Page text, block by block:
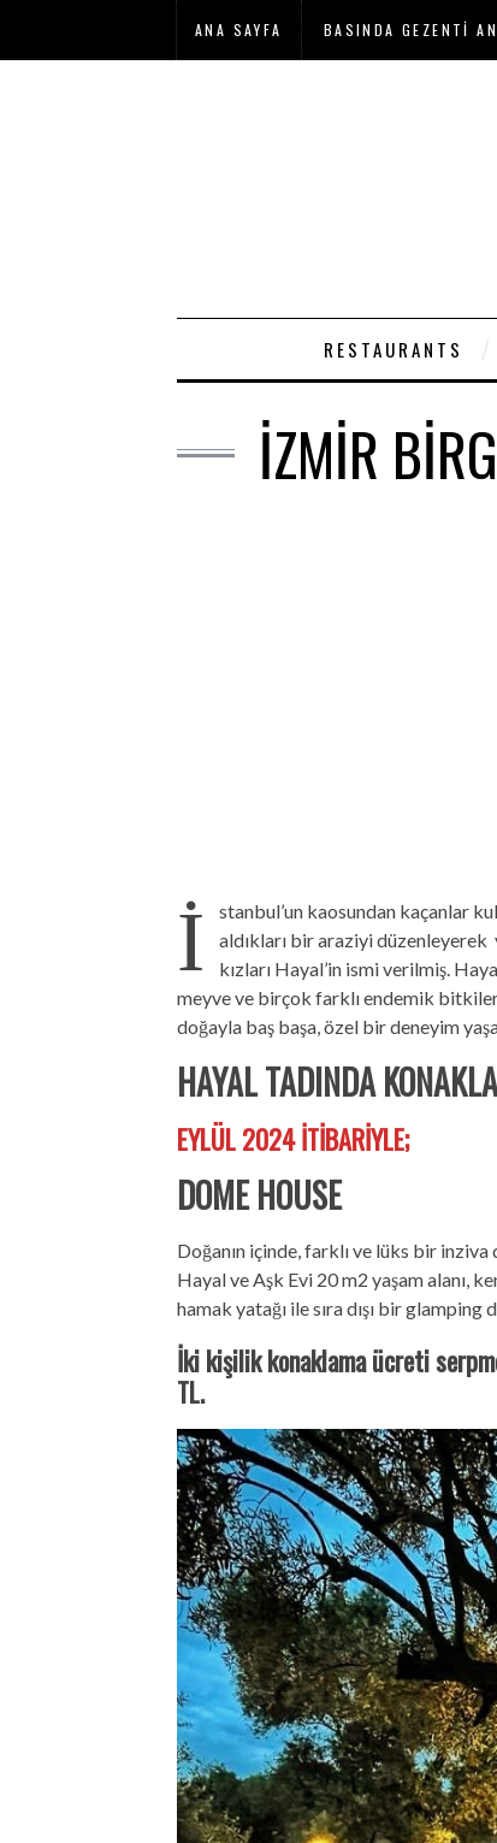
ANA SAYFA BASINDA GEZENTI
RESTAURANTS
İZMIR
İ
stanbul’un kaosundan kaçanlar
aldıkları bir araziyi
kızları Hayal’in ismi verilmiş.
meyve ve birçok farklı endemik
doğayla baş başa, özel bir deneyim
HAYAL TADINDA
EYLÜL 2024 İTİBARİYLE;
DOME HOUSE
Doğanın içinde, farklı ve lüks bir
Hayal ve Aşk Evi 20 m2 yaşam alanı,
hamak yatağı ile sıra dışı bir glamping
İki kişilik konaklama ücreti
TL.